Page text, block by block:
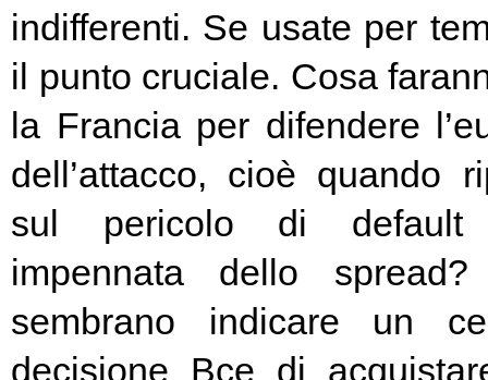
indifferenti. Se usate per
il punto cruciale. Cosa
la Francia per difendere
dell’attacco, cioè quando
sul pericolo di default
impennata dello
sembrano indicare un
decisione Bce di